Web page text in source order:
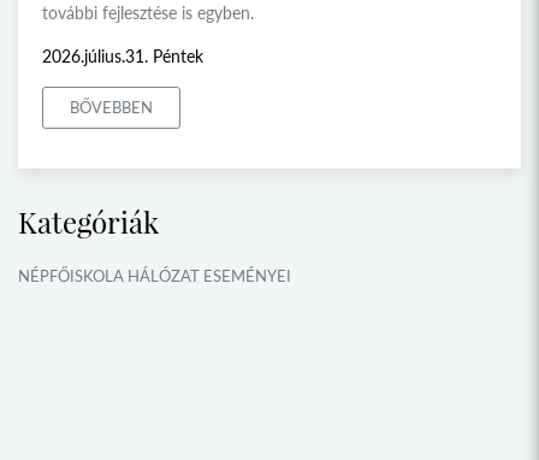
további fejlesztése is egyben.
2026.július.31. Péntek
BŐVEBBEN
Kategóriák
NÉPFŐISKOLA HÁLÓZAT ESEMÉNYEI